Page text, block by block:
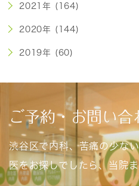
2021年 (164)
2020年 (144)
2019年 (60)
ご予約・お問い合
渋谷区で内科、苦痛の少な
医をお探しでしたら、当院